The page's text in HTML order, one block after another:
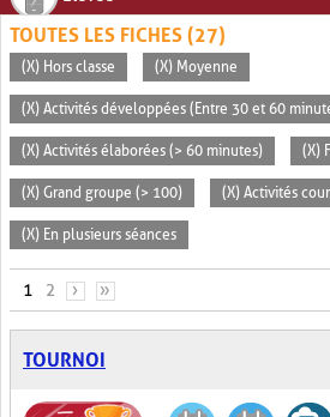
TOUTES LES FICHES (27)
(X) Hors classe (X) Moyenne
(X) Activités développées (Entre 30 et 60
(X) Activités élaborées (> 60 minutes) (X)
(X) Grand groupe (> 100) (X) Activités
(X) En plusieurs séances
PAGES
1 2 › »
TOURNOI